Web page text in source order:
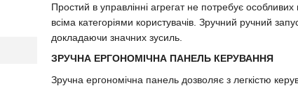
Простий в управлінні агрегат не потребує
всіма категоріями користувачів. Зручний ручний
докладаючи значних зусиль.
ЗРУЧНА ЕРГОНОМІЧНА ПАНЕЛЬ КЕРУВАННЯ
Зручна ергономічна панель дозволяє з легкістю